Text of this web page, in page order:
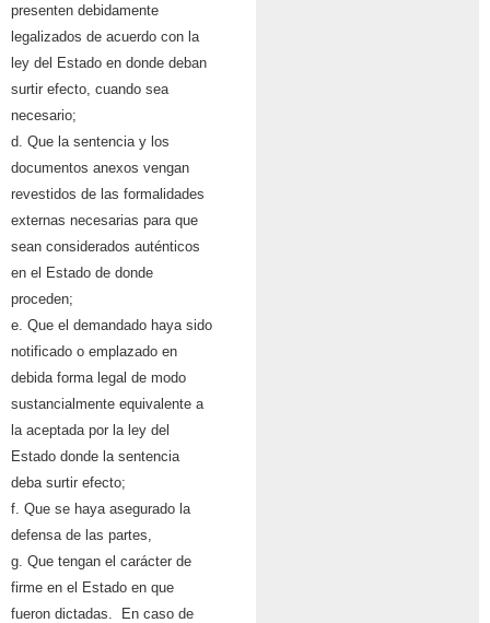
presenten debidamente
legalizados de acuerdo con la
ley del Estado en donde deban
surtir efecto, cuando sea
necesario;
d. Que la sentencia y los
documentos anexos vengan
revestidos de las formalidades
externas necesarias para que
sean considerados auténticos
en el Estado de donde
proceden;
e. Que el demandado haya sido
notificado o emplazado en
debida forma legal de modo
sustancialmente equivalente a
la aceptada por la ley del
Estado donde la sentencia
deba surtir efecto;
f. Que se haya asegurado la
defensa de las partes,
g. Que tengan el carácter de
firme en el Estado en que
fueron dictadas. En caso de